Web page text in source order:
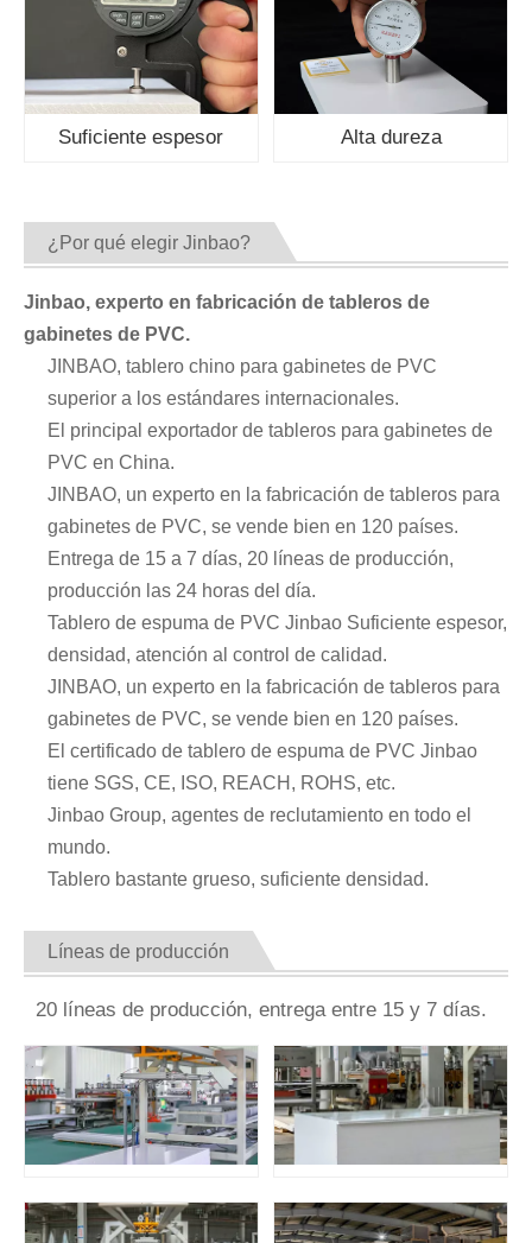
Suficiente espesor Alta dureza
¿Por qué elegir Jinbao?
Jinbao, experto en fabricación de tableros de
gabinetes de PVC.
JINBAO, tablero chino para gabinetes de PVC
superior a los estándares internacionales.
El principal exportador de tableros para gabinetes de
PVC en China.
JINBAO, un experto en la fabricación de tableros para
gabinetes de PVC, se vende bien en 120 países.
Entrega de 15 a 7 días, 20 líneas de producción,
producción las 24 horas del día.
Tablero de espuma de PVC Jinbao Suficiente espesor,
densidad, atención al control de calidad.
JINBAO, un experto en la fabricación de tableros para
gabinetes de PVC, se vende bien en 120 países.
El certificado de tablero de espuma de PVC Jinbao
tiene SGS, CE, ISO, REACH, ROHS, etc.
Jinbao Group, agentes de reclutamiento en todo el
mundo.
Tablero bastante grueso, suficiente densidad.
Líneas de producción
20 líneas de producción, entrega entre 15 y 7 días.